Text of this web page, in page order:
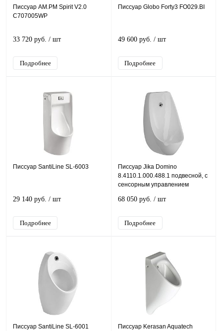
Писсуар AM.PM Spirit V2.0
C707005WP
33 720 руб. / шт
Подробнее
Писсуар Globo Forty3 FO029.BI
49 600 руб. / шт
Подробнее
Писсуар SantiLine SL-6003
29 140 руб. / шт
Подробнее
Писсуар Jika Domino
8.4110.1.000.488.1 подвесной, с
сенсорным управлением
68 050 руб. / шт
Подробнее
Писсуар SantiLine SL-6001
Писсуар Kerasan Aquatech